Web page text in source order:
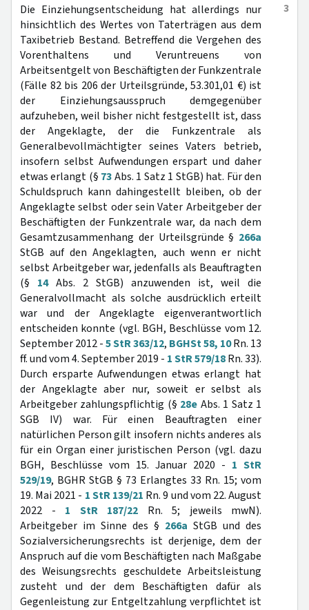
3
Die Einziehungsentscheidung hat allerdings nur
hinsichtlich des Wertes von Taterträgen aus dem
Taxibetrieb Bestand. Betreffend die Vergehen des
Vorenthaltens und Veruntreuens von
Arbeitsentgelt von Beschäftigten der Funkzentrale
(Fälle 82 bis 206 der Urteilsgründe, 53.301,01 €) ist
der Einziehungsausspruch demgegenüber
aufzuheben, weil bisher nicht festgestellt ist, dass
der Angeklagte, der die Funkzentrale als
Generalbevollmächtigter seines Vaters betrieb,
insofern selbst Aufwendungen erspart und daher
etwas erlangt (§ 73Abs. 1 Satz 1 StGB) hat. Für den
Schuldspruch kann dahingestellt bleiben, ob der
Angeklagte selbst oder sein Vater Arbeitgeber der
Beschäftigten der Funkzentrale war, da nach dem
Gesamtzusammenhang der Urteilsgründe § 266a
StGB auf den Angeklagten, auch wenn er nicht
selbst Arbeitgeber war, jedenfalls als Beauftragten
(§ 14Abs. 2 StGB) anzuwenden ist, weil die
Generalvollmacht als solche ausdrücklich erteilt
war und der Angeklagte eigenverantwortlich
entscheiden konnte (vgl. BGH, Beschlüsse vom 12.
September 2012 -5 StR 363/12, BGHSt 58, 10Rn. 13
ff. und vom 4. September 2019 - 1 StR 579/18Rn. 33).
Durch ersparte Aufwendungen etwas erlangt hat
der Angeklagte aber nur, soweit er selbst als
Arbeitgeber zahlungspflichtig (§ 28e Abs. 1 Satz 1
SGB IV) war. Für einen Beauftragten einer
natürlichen Person gilt insofern nichts anderes als
für ein Organ einer juristischen Person (vgl. dazu
BGH, Beschlüsse vom 15. Januar 2020 - 1 StR
529/19, BGHR StGB § 73 Erlangtes 33 Rn. 15; vom
19. Mai 2021 - 1 StR 139/21 Rn. 9 und vom 22. August
2022 - 1 StR 187/22 Rn. 5; jeweils mwN).
Arbeitgeber im Sinne des § 266a StGB und des
Sozialversicherungsrechts ist derjenige, dem der
Anspruch auf die vom Beschäftigten nach Maßgabe
des Weisungsrechts geschuldete Arbeitsleistung
zusteht und der dem Beschäftigten dafür als
Gegenleistung zur Entgeltzahlung verpflichtet ist